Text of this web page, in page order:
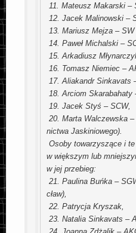
11. Mateusz Makarski –
12. Jacek Malinowski –
13. Mariusz Mejza –
14. Paweł Michalski –
15. Arkadiusz
16. Tomasz Niemiec –
17. Aliakandr Sinkavats
18. Arciom Skarabahaty
19. Jacek Styś – SCW,
20. Marta Walczewska
nictwa Jaskiniowego).
Osoby towarzyszące i te
w większym lub
w jej przebieg:
21. Paulina Buńka –
cław),
22. Patrycja Kryszak,
23. Natalia Sinkavats –